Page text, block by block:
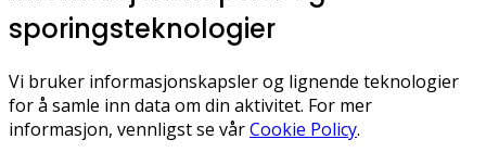
sporingsteknologier
Vi bruker informasjonskapsler og lignende teknologier
for å samle inn data om din aktivitet. For mer
informasjon, vennligst se vårCookie Policy.